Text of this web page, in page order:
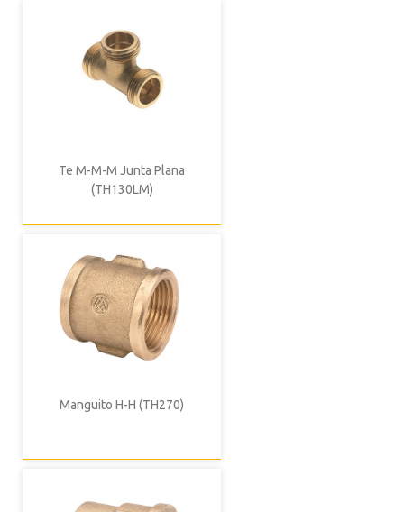
Te M-M-M Junta Plana
(TH130LM)
Manguito H-H (TH270)